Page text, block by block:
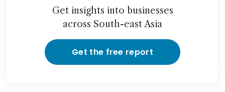
Get insights into businesses
across South-east Asia
Get the free report